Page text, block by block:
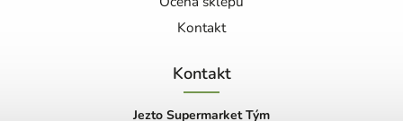
Kontakt
Kontakt
Jezto Supermarket Tým